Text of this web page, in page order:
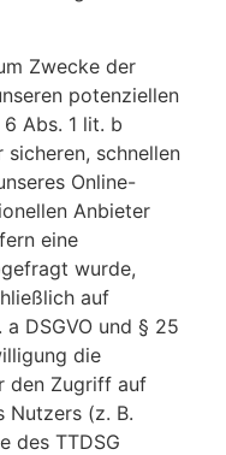
Zwecke der
potenziellen
Abs. 1 lit. b
sicheren, schnellen
Online-
Anbieter
eine
wurde,
auf
DSGVO und § 25
die
den Zugriff auf
Nutzers (z. B.
des TTDSG